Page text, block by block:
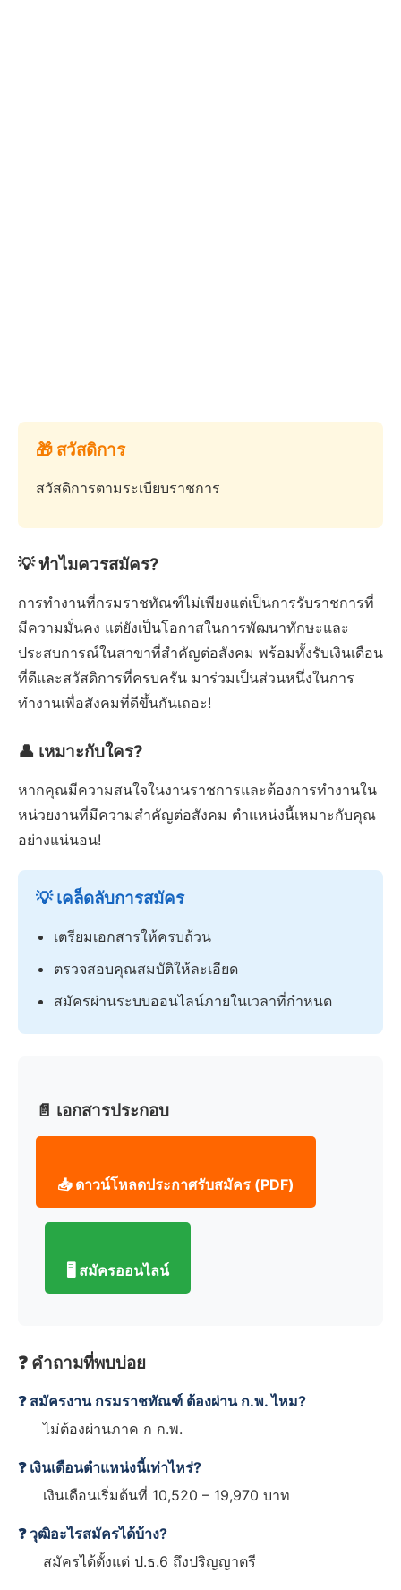
🎁 สวัสดิการ
สวัสดิการตามระเบียบราชการ
💡 ทำไมควรสมัคร?
การทำงานที่กรมราชทัณฑ์ไม่เพียงแต่เป็นการรับราชการที่
มีความมั่นคง แต่ยังเป็นโอกาสในการพัฒนาทักษะและ
ประสบการณ์ในสาขาที่สำคัญต่อสังคม พร้อมทั้งรับเงินเดือน
ที่ดีและสวัสดิการที่ครบครัน มาร่วมเป็นส่วนหนึ่งในการ
ทำงานเพื่อสังคมที่ดีขึ้นกันเถอะ!
👤 เหมาะกับใคร?
หากคุณมีความสนใจในงานราชการและต้องการทำงานใน
หน่วยงานที่มีความสำคัญต่อสังคม ตำแหน่งนี้เหมาะกับคุณ
อย่างแน่นอน!
💡 เคล็ดลับการสมัคร
เตรียมเอกสารให้ครบถ้วน
ตรวจสอบคุณสมบัติให้ละเอียด
สมัครผ่านระบบออนไลน์ภายในเวลาที่กำหนด
📄 เอกสารประกอบ
📥 ดาวน์โหลดประกาศรับสมัคร (PDF)
🖥️ สมัครออนไลน์
❓ คำถามที่พบบ่อย
❓ สมัครงาน กรมราชทัณฑ์ ต้องผ่าน ก.พ. ไหม?
ไม่ต้องผ่านภาค ก ก.พ.
❓ เงินเดือนตำแหน่งนี้เท่าไหร่?
เงินเดือนเริ่มต้นที่ 10,520 – 19,970 บาท
❓ วุฒิอะไรสมัครได้บ้าง?
สมัครได้ตั้งแต่ ป.ธ.6 ถึงปริญญาตรี